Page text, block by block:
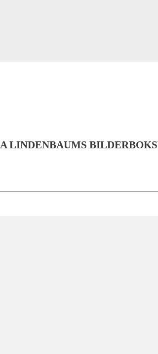
LINDENBAUMS